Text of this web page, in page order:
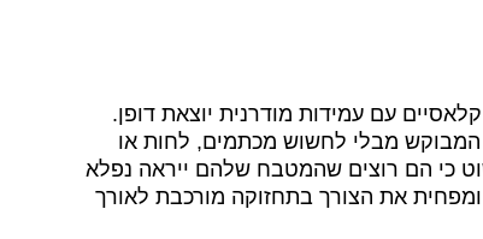
עם עמידות מודרנית יוצאת דופן.
המבוקש מבלי לחשוש מכתמים, לחות או
כי הם רוצים שהמטבח שלהם ייראה נפלא
את הצורך בתחזוקה מורכבת לאורך